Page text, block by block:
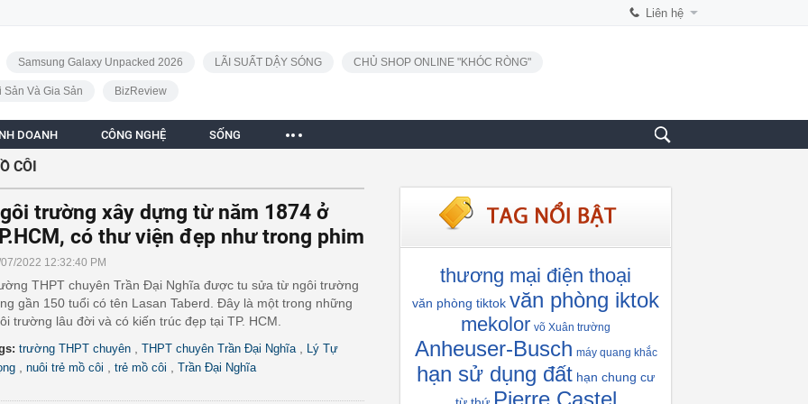
Liên hệ
Samsung Galaxy Unpacked 2026 LÃI SUẤT DẬY SÓNG CHỦ SHOP ONLINE "KHÓC RÒNG"
Sản Và Gia Sản BizReview
DOANH CÔNG NGHỆ SỐNG
CÔI
trường xây dựng từ năm 1874 ở
có thư viện đẹp như trong phim
2022 12:32:40 PM
THPT chuyên Trần Đại Nghĩa được tu sửa từ ngôi trường
gần 150 tuổi có tên Lasan Taberd. Đây là một trong những
trường lâu đời và có kiến trúc đẹp tại TP. HCM.
trường THPT chuyên THPT chuyên Trần Đại Nghĩa
Lý Tự
nuôi trẻ mồ côi trẻ mồ côi Trần Đại Nghĩa
thương mại điện thoại
văn phòng tiktok văn phòng iktok
mekolor võ Xuân trường
Anheuser-Busch máy quang khắc
hạn sử dụng đất hạn chung cư
Pierre Castel